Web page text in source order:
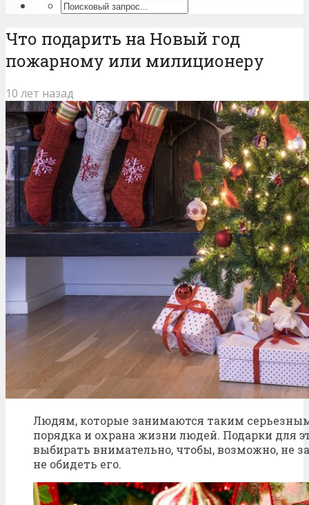
Что подарить на Новый год
пожарному или милиционеру
10 лет назад
Людям, которые занимаются таким
порядка и охрана жизни людей. Подарки для
выбирать внимательно, чтобы, возможно, не
не обидеть его.